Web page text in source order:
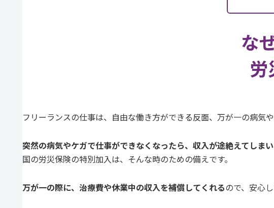
な
フリーランスの仕事は、自由な働き方ができる反面、万が一の病気
突然の病気やケガで仕事ができなくなったら、収入が途絶えてしま
国の労災保険の特別加入は、そんな時のための備えです。
万が一の際に、治療費や休業中の収入を補償してくれるので、安心